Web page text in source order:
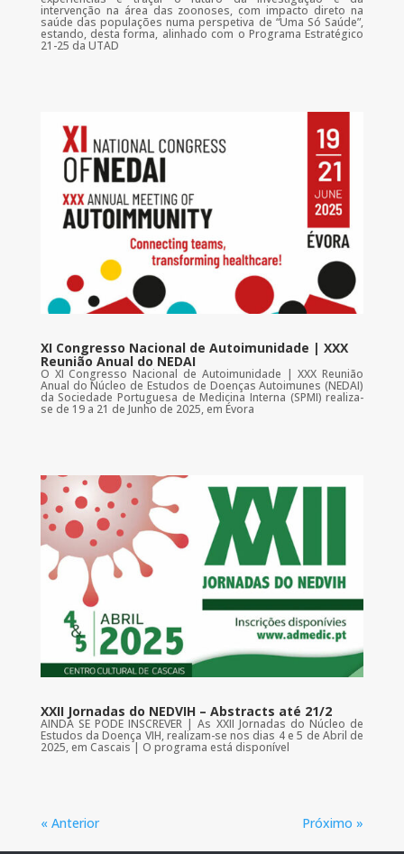
intervenção na área das zoonoses, com impacto direto na
saúde das populações numa perspetiva de “Uma Só Saúde”,
estando, desta forma, alinhado com o Programa Estratégico
21-25 da UTAD
XI Congresso Nacional de Autoimunidade | XXX
Reunião Anual do NEDAI
O XI Congresso Nacional de Autoimunidade | XXX Reunião
Anual do Núcleo de Estudos de Doenças Autoimunes (NEDAI)
da Sociedade Portuguesa de Medicina Interna (SPMI) realiza-
se de 19 a 21 de Junho de 2025, em Évora
XXII Jornadas do NEDVIH – Abstracts até 21/2
AINDA SE PODE INSCREVER | As XXII Jornadas do Núcleo de
Estudos da Doença VIH, realizam-se nos dias 4 e 5 de Abril de
2025, em Cascais | O programa está disponível
« Anterior Próximo »